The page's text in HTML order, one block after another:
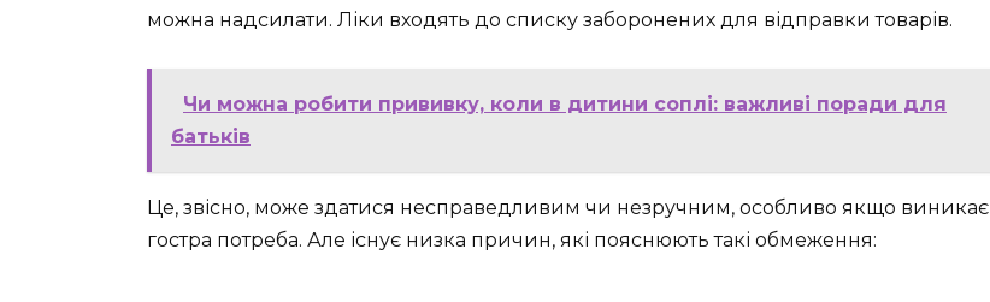
можна надсилати. Ліки входять до списку заборонених для відправки товарів.
Чи можна робити прививку, коли в дитини соплі: важливі поради для
батьків
Це, звісно, може здатися несправедливим чи незручним, особливо якщо виникає
гостра потреба. Але існує низка причин, які пояснюють такі обмеження: